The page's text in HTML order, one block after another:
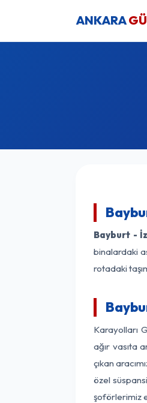
ANKARA
Bayburt -
binalardaki
rotadaki
Karayolları
ağır vasıta
çıkan
özel
şoförlerimiz